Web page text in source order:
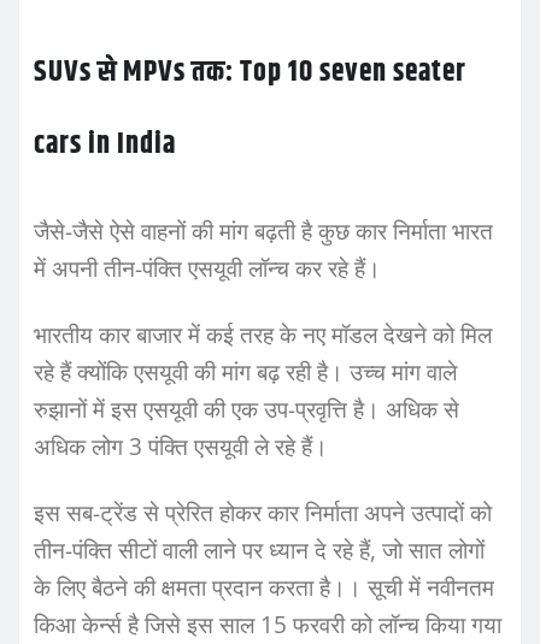
SUVsसेMPVsतक: Top 10 seven seater
cars in India
जैसे-जैसे ऐसे वाहनों की मांग बढ़ती है कुछ कार निर्माता भारत
में अपनी तीन-पंक्ति एसयूवी लॉन्च कर रहे हैं।
भारतीय कार बाजार में कई तरह के नए मॉडल देखने को मिल
रहे हैं क्योंकि एसयूवी की मांग बढ़ रही है। उच्च मांग वाले
रुझानों में इस एसयूवी की एक उप-प्रवृत्ति है। अधिक से
अधिक लोग 3 पंक्ति एसयूवी ले रहे हैं।
इस सब-ट्रेंड से प्रेरित होकर कार निर्माता अपने उत्पादों को
तीन-पंक्ति सीटों वाली लाने पर ध्यान दे रहे हैं, जो सात लोगों
के लिए बैठने की क्षमता प्रदान करता है।। सूची में नवीनतम
किआ केर्न्स है जिसे इस साल 15 फरवरी को लॉन्च किया गया